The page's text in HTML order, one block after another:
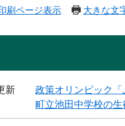
刷ページ表示 大きな文
新
政策オリンピック
町立池田中学校の